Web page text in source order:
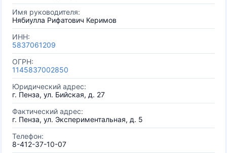
Имя руководителя:
Нябиулла Рифатович Керимов
ИНН:
5837061209
ОГРН:
1145837002850
Юридический адрес:
г. Пенза, ул. Бийская, д. 27
Фактический адрес:
г. Пенза, ул. Экспериментальная, д. 5
Телефон:
8-412-37-10-07